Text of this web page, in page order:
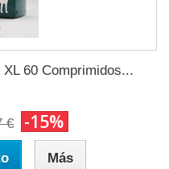
60 Comprimidos...
€ -15%
Más